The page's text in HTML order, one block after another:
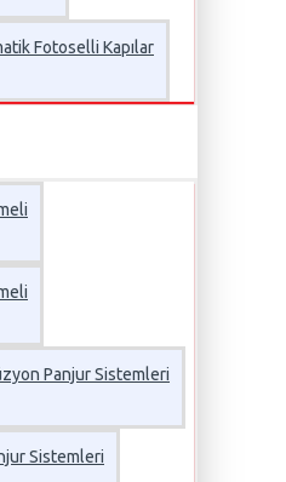
Fotoselli Kapılar
Panjur Sistemleri
Sistemleri